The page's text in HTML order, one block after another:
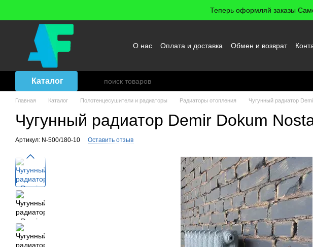
Теперь оформляй заказы
О нас Оплата и доставка Обмен и возврат
Каталог
Главная Каталог Полотенцесушители и радиаторы Радиаторы отопления Чугунный радиатор
Чугунный радиатор Demir Dokum
Артикул: N-500/180-10 Оставить отзыв